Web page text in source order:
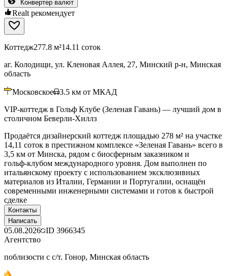
Конвертер валют
Realt рекомендует
Коттедж277.8 м²14.11 соток
аг. Колодищи, ул. Кленовая Аллея, 27, Минский р-н, Минская
область
Московское 3.5 км от МКАД
VIP-коттедж в Гольф Клубе (Зеленая Гавань) — лучший дом в
столичном Беверли-Хиллз
Продаётся дизайнерский коттедж площадью 278 м² на участке
14,11 соток в престижном комплексе «Зеленая Гавань» всего в
3,5 км от Минска, рядом с биосферным заказником и
гольф‑клубом международного уровня. Дом выполнен по
итальянскому проекту с использованием эксклюзивных
материалов из Италии, Германии и Португалии, оснащён
современными инженерными системами и готов к быстрой
сделке
Контакты
Написать
05.08.2026 ID 3966345
Агентство
поблизости с с/т. Гонор, Минская область